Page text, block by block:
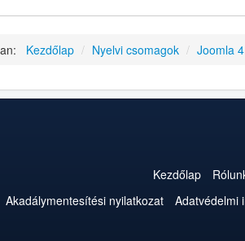
Kezdőlap / Nyelvi csomagok / Joomla
Kezdőlap
Akadálymentesítési nyilatkozat
Adatvédelmi